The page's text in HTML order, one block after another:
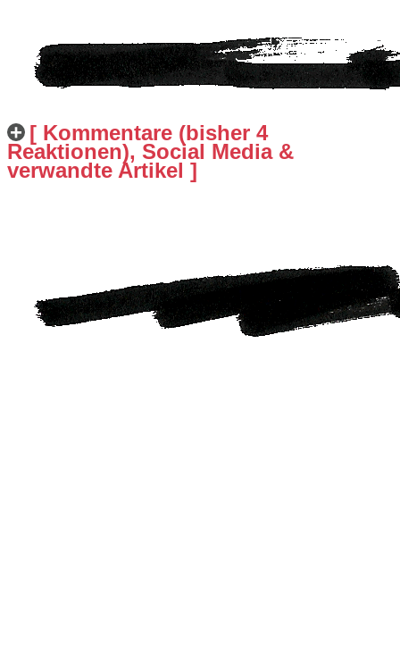
[ Kommentare (bisher 4
Reaktionen), Social Media &
verwandte Artikel ]